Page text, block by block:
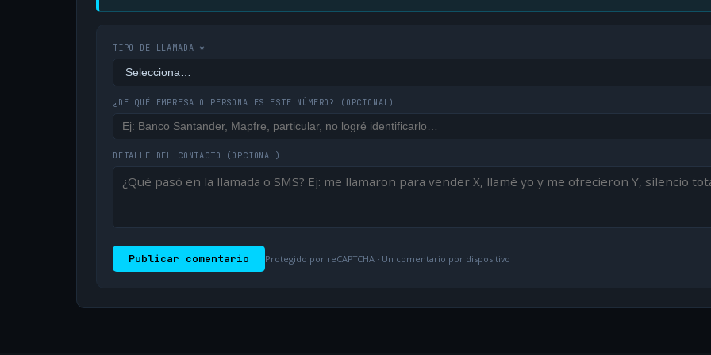
TIPO DE LLAMADA *
¿DE QUÉ EMPRESA O PERSONA ES ESTE NÚMERO? (OPCIONAL)
DETALLE DEL CONTACTO (OPCIONAL)
Publicar comentario Protegido por reCAPTCHA · Un comentario por dispositivo